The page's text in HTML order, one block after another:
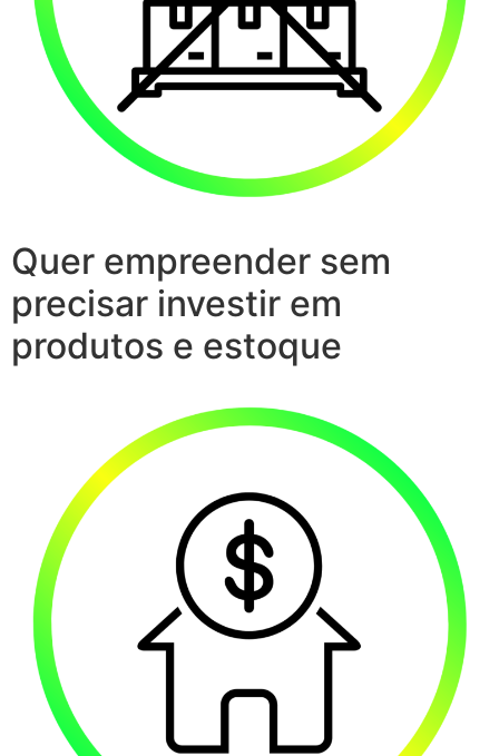
Quer empreender sem
precisar investir em
produtos e estoque